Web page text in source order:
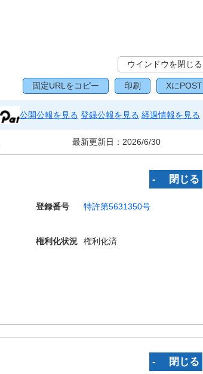
ウインドウを閉じる
固定URLをコピー 印刷 XにPOST
公開公報を見る 登録公報を見る 経過情報を見る
最新更新日： 2026/6/30
‐ 閉じる
登録番号
特許第5631350号
権利化状況 権利化済
‐ 閉じる